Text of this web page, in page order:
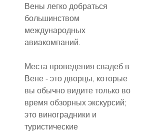
Вены легко добраться
большинством
международных
авиакомпаний.
Места проведения свадеб в
Вене - это дворцы, которые
вы обычно видите только во
время обзорных экскурсий;
это виноградники и
туристические